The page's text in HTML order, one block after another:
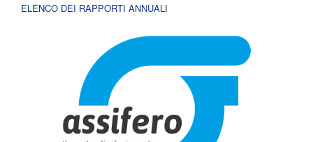
ELENCO DEI RAPPORTI ANNUALI